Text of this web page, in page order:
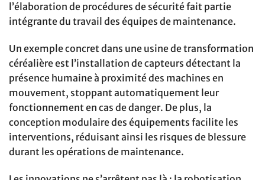
l’élaboration de procédures de sécurité fait partie
intégrante du travail des équipes de maintenance.
Un exemple concret dans une usine de transformation
céréalière est l’installation de capteurs détectant la
présence humaine à proximité des machines en
mouvement, stoppant automatiquement leur
fonctionnement en cas de danger. De plus, la
conception modulaire des équipements facilite les
interventions, réduisant ainsi les risques de blessure
durant les opérations de maintenance.